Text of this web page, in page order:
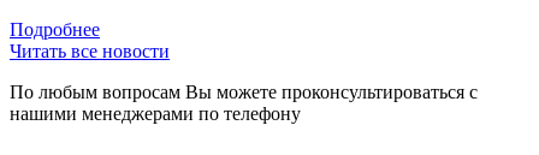
Читать все новости
По любым вопросам Вы можете проконсультироваться с
нашими менеджерами по телефону